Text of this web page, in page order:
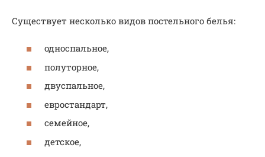
Существует несколько видов постельного белья:
односпальное,
полуторное,
двуспальное,
евростандарт,
семейное,
детское,